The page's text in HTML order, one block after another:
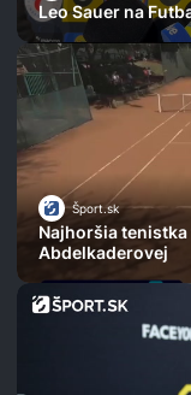
Leo Sauer na
Šport.sk
Najhoršia tenistka
Abdelkaderovej